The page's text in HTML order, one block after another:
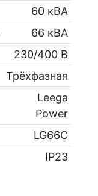
60 кВА
66 кВА
230/400 В
Трёхфазная
Leega
Power
LG66C
IP23